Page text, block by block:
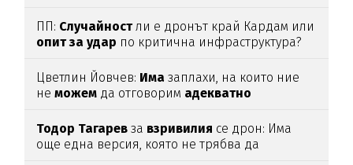
ПП: Случайностли е дронът край Кардам или
опит за удар по критична инфраструктура?
Цветлин Йовчев: Има заплахи, на които ние
неможем да отговорим адекватно
Тодор Тагарев за взривилия се дрон: Има
още една версия, която не трябва да